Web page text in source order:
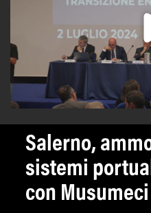
Salerno,
sistemi
con Musumeci